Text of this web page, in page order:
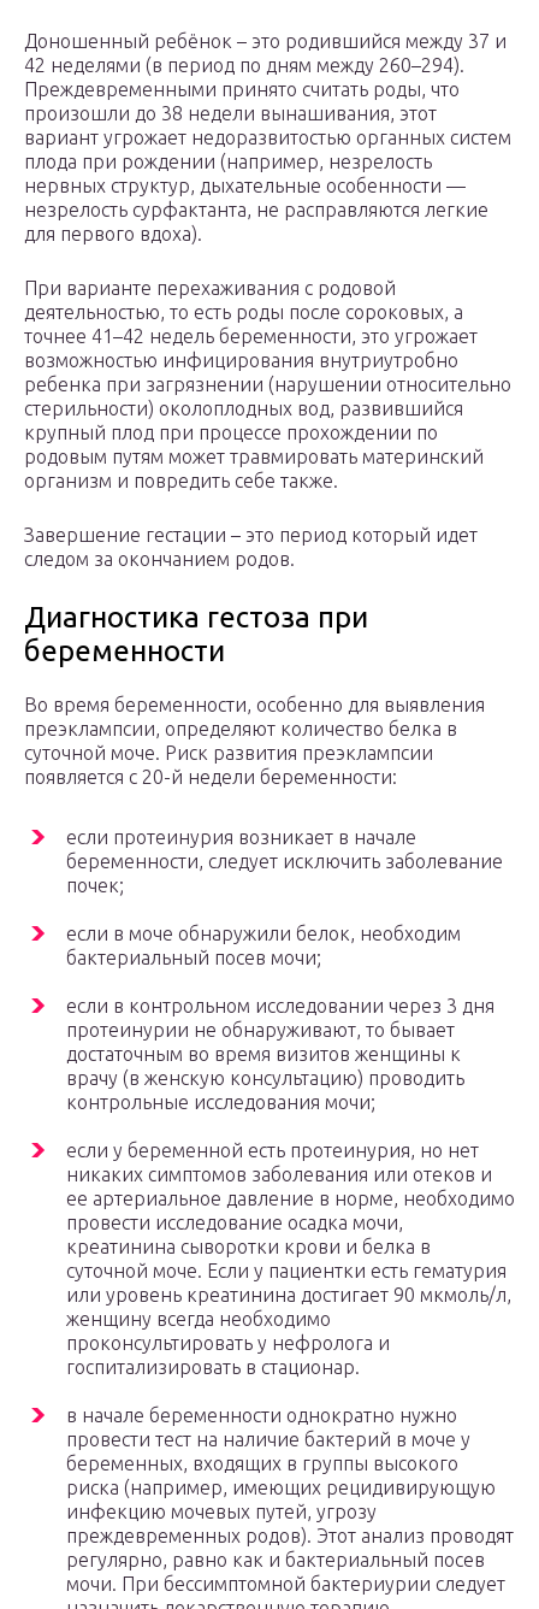
Доношенный ребёнок – это родившийся между 37 и
42 неделями (в период по дням между 260–294).
Преждевременными принято считать роды, что
произошли до 38 недели вынашивания, этот
вариант угрожает недоразвитостью органных систем
плода при рождении (например, незрелость
нервных структур, дыхательные особенности —
незрелость сурфактанта, не расправляются легкие
для первого вдоха).
При варианте перехаживания с родовой
деятельностью, то есть роды после сороковых, а
точнее 41–42 недель беременности, это угрожает
возможностью инфицирования внутриутробно
ребенка при загрязнении (нарушении относительно
стерильности) околоплодных вод, развившийся
крупный плод при процессе прохождении по
родовым путям может травмировать материнский
организм и повредить себе также.
Завершение гестации – это период который идет
следом за окончанием родов.
Диагностика гестоза при
беременности
Во время беременности, особенно для выявления
преэклампсии, определяют количество белка в
суточной моче. Риск развития преэклампсии
появляется с 20-й недели беременности:
если протеинурия возникает в начале
беременности, следует исключить заболевание
почек;
если в моче обнаружили белок, необходим
бактериальный посев мочи;
если в контрольном исследовании через 3 дня
протеинурии не обнаруживают, то бывает
достаточным во время визитов женщины к
врачу (в женскую консультацию) проводить
контрольные исследования мочи;
если у беременной есть протеинурия, но нет
никаких симптомов заболевания или отеков и
ее артериальное давление в норме, необходимо
провести исследование осадка мочи,
креатинина сыворотки крови и белка в
суточной моче. Если у пациентки есть гематурия
или уровень креатинина достигает 90 мкмоль/л,
женщину всегда необходимо
проконсультировать у нефролога и
госпитализировать в стационар.
в начале беременности однократно нужно
провести тест на наличие бактерий в моче у
беременных, входящих в группы высокого
риска (например, имеющих рецидивирующую
инфекцию мочевых путей, угрозу
преждевременных родов). Этот анализ проводят
регулярно, равно как и бактериальный посев
мочи. При бессимптомной бактериурии следует